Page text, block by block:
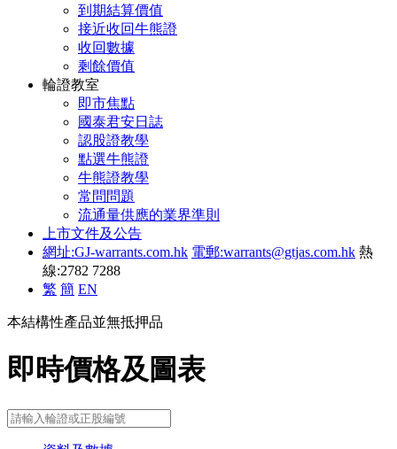
到期結算價值
接近收回牛熊證
收回數據
剩餘價值
輪證教室
即市焦點
國泰君安日誌
認股證教學
點選牛熊證
牛熊證教學
常問問題
流通量供應的業界準則
上市文件及公告
網址:GJ-warrants.com.hk 電郵:warrants@gtjas.com.hk 熱
線:2782 7288
繁 簡 EN
本結構性產品並無抵押品
即時價格及圖表